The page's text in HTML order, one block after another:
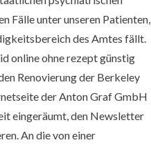
Fälle unter unseren Patienten,
des Amtes fällt.
online ohne rezept günstig
Renovierung der Berkeley
der Anton Graf GmbH
eingeräumt, den Newsletter
An die von einer